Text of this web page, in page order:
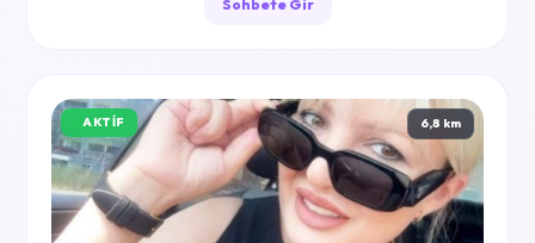
Sohbete Gir
AKTIF 6,8 km